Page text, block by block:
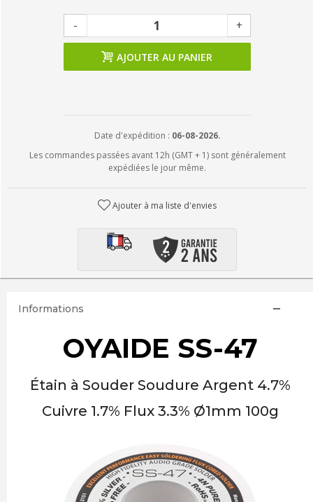
- +
AJOUTER AU PANIER
Date d'expédition : 06-08-2026.
Les commandes passées avant 12h (GMT + 1) sont généralement
expédiées le jour même.
Ajouter à ma liste d'envies
Informations
OYAIDE SS-47
Étain à Souder Soudure Argent 4.7%
Cuivre 1.7% Flux 3.3% Ø1mm 100g